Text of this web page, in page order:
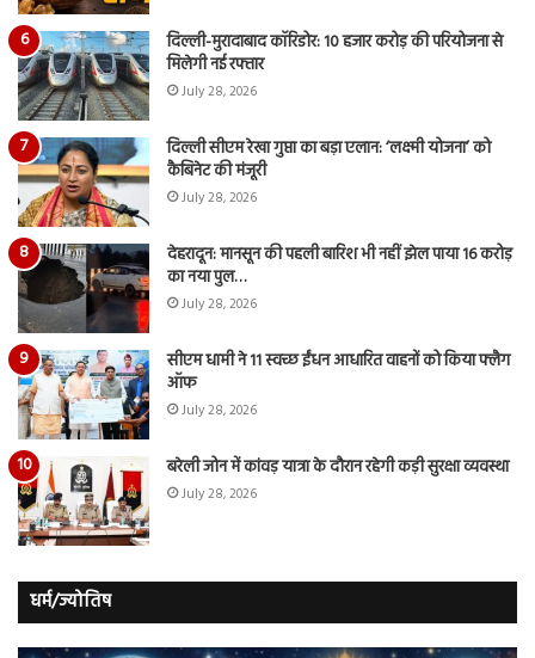
दिल्ली-मुरादाबाद कॉरिडोर: 10 हजार करोड़ की परियोजना से
मिलेगी नई रफ्तार
July 28, 2026
दिल्ली सीएम रेखा गुप्ता का बड़ा एलान: ‘लक्ष्मी योजना’ को
कैबिनेट की मंजूरी
July 28, 2026
देहरादून: मानसून की पहली बारिश भी नहीं झेल पाया 16 करोड़
का नया पुल…
July 28, 2026
सीएम धामी ने 11 स्वच्छ ईंधन आधारित वाहनों को किया फ्लैग
ऑफ
July 28, 2026
बरेली जोन में कांवड़ यात्रा के दौरान रहेगी कड़ी सुरक्षा व्यवस्था
July 28, 2026
धर्म/ज्योतिष